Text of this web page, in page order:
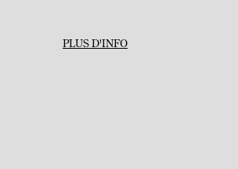
PLUS D'INFO